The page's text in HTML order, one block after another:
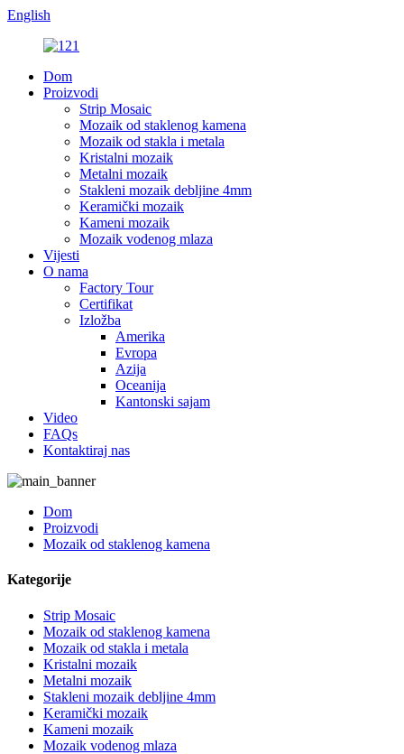
English
Dom
Proizvodi
Strip Mosaic
Mozaik od staklenog kamena
Mozaik od stakla i metala
Kristalni mozaik
Metalni mozaik
Stakleni mozaik debljine 4mm
Keramički mozaik
Kameni mozaik
Mozaik vodenog mlaza
Vijesti
O nama
Factory Tour
Certifikat
Izložba
Amerika
Evropa
Azija
Oceanija
Kantonski sajam
Video
FAQs
Kontaktiraj nas
Dom
Proizvodi
Mozaik od staklenog kamena
Kategorije
Strip Mosaic
Mozaik od staklenog kamena
Mozaik od stakla i metala
Kristalni mozaik
Metalni mozaik
Stakleni mozaik debljine 4mm
Keramički mozaik
Kameni mozaik
Mozaik vodenog mlaza